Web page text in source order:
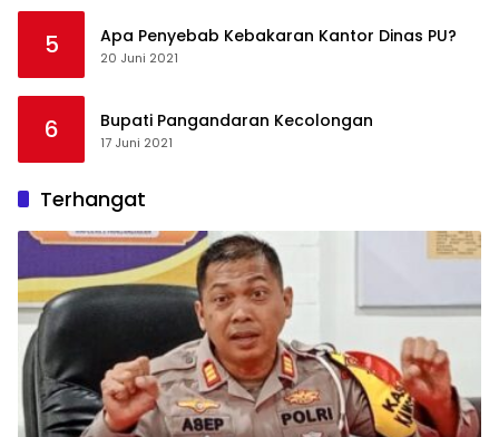
5 Apa Penyebab Kebakaran Kantor Dinas PU?
20 Juni 2021
6 Bupati Pangandaran Kecolongan
17 Juni 2021
Terhangat